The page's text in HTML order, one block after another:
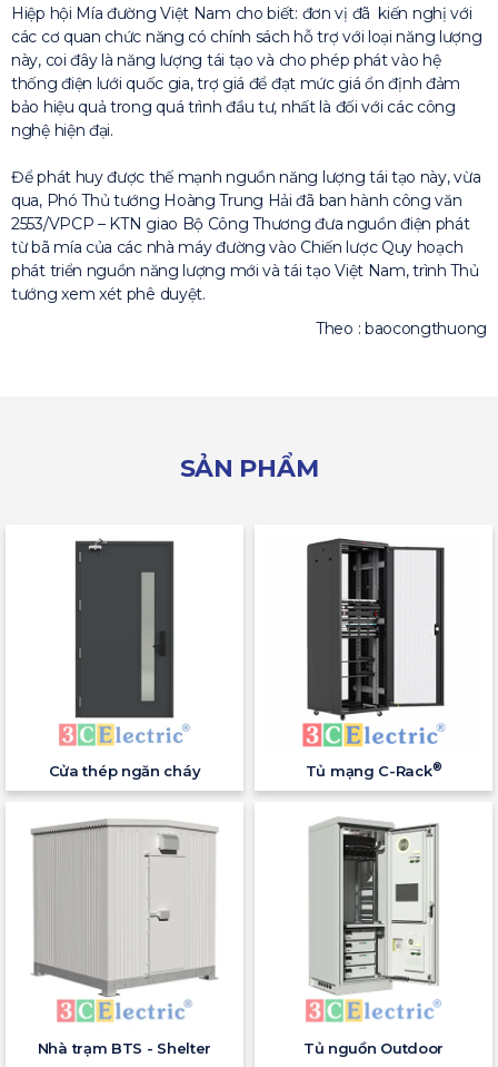
Hiệp hội Mía đường Việt Nam cho biết: đơn vị đã kiến nghị với
các cơ quan chức năng có chính sách hỗ trợ với loại năng lượng
này, coi đây là năng lượng tái tạo và cho phép phát vào hệ
thống điện lưới quốc gia, trợ giá để đạt mức giá ổn định đảm
bảo hiệu quả trong quá trình đầu tư, nhất là đối với các công
nghệ hiện đại.
Để phát huy được thế mạnh nguồn năng lượng tái tạo này, vừa
qua, Phó Thủ tướng Hoàng Trung Hải đã ban hành công văn
2553/VPCP – KTN giao Bộ Công Thương đưa nguồn điện phát
từ bã mía của các nhà máy đường vào Chiến lược Quy hoạch
phát triển nguồn năng lượng mới và tái tạo Việt Nam, trình Thủ
tướng xem xét phê duyệt.
Theo : baocongthuong
SẢN PHẨM
Cửa thép ngăn cháy Tủ mạng C-Rack®
Nhà trạm BTS - Shelter Tủ nguồn Outdoor